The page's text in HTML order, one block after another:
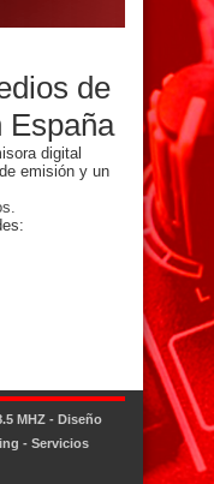
de
España
digital
emisión y un
MHZ - Diseño
- Servicios